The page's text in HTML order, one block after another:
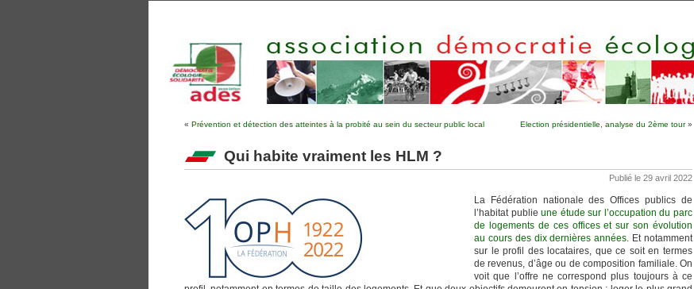
« Prévention et détection des atteintes à la probité au sein du secteur public local Election présidentielle, analyse du 2ème tour»
Qui habite vraiment les HLM ?
Publié le 29 avril 2022
La Fédération nationale des Offices publics de
l’habitat publieune étude sur l’occupation du parc
de logements de ces offices et sur son évolution
au cours des dix dernières années. Et notamment
sur le profil des locataires, que ce soit en termes
de revenus, d’âge ou de composition familiale. On
voit que l’offre ne correspond plus toujours à ce